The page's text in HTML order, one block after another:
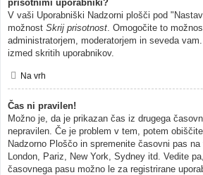
prisotnimi uporabniki?
V vaši Uporabniški Nadzorni plošči pod
možnost Skrij prisotnost . Omogočite to
administratorjem, moderatorjem in seveda
izmed skritih uporabnikov.
Na vrh
Čas ni pravilen!
Možno je, da je prikazan čas iz drugega
nepravilen. Če je problem v tem, potem
Nadzorno Ploščo in spremenite časovni pas
London, Pariz, New York, Sydney itd. Vedite
časovnega pasu možno le za registrirane